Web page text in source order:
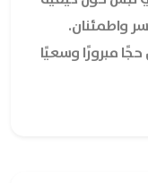
واطمئنان.
مبرورًا وسعيًا